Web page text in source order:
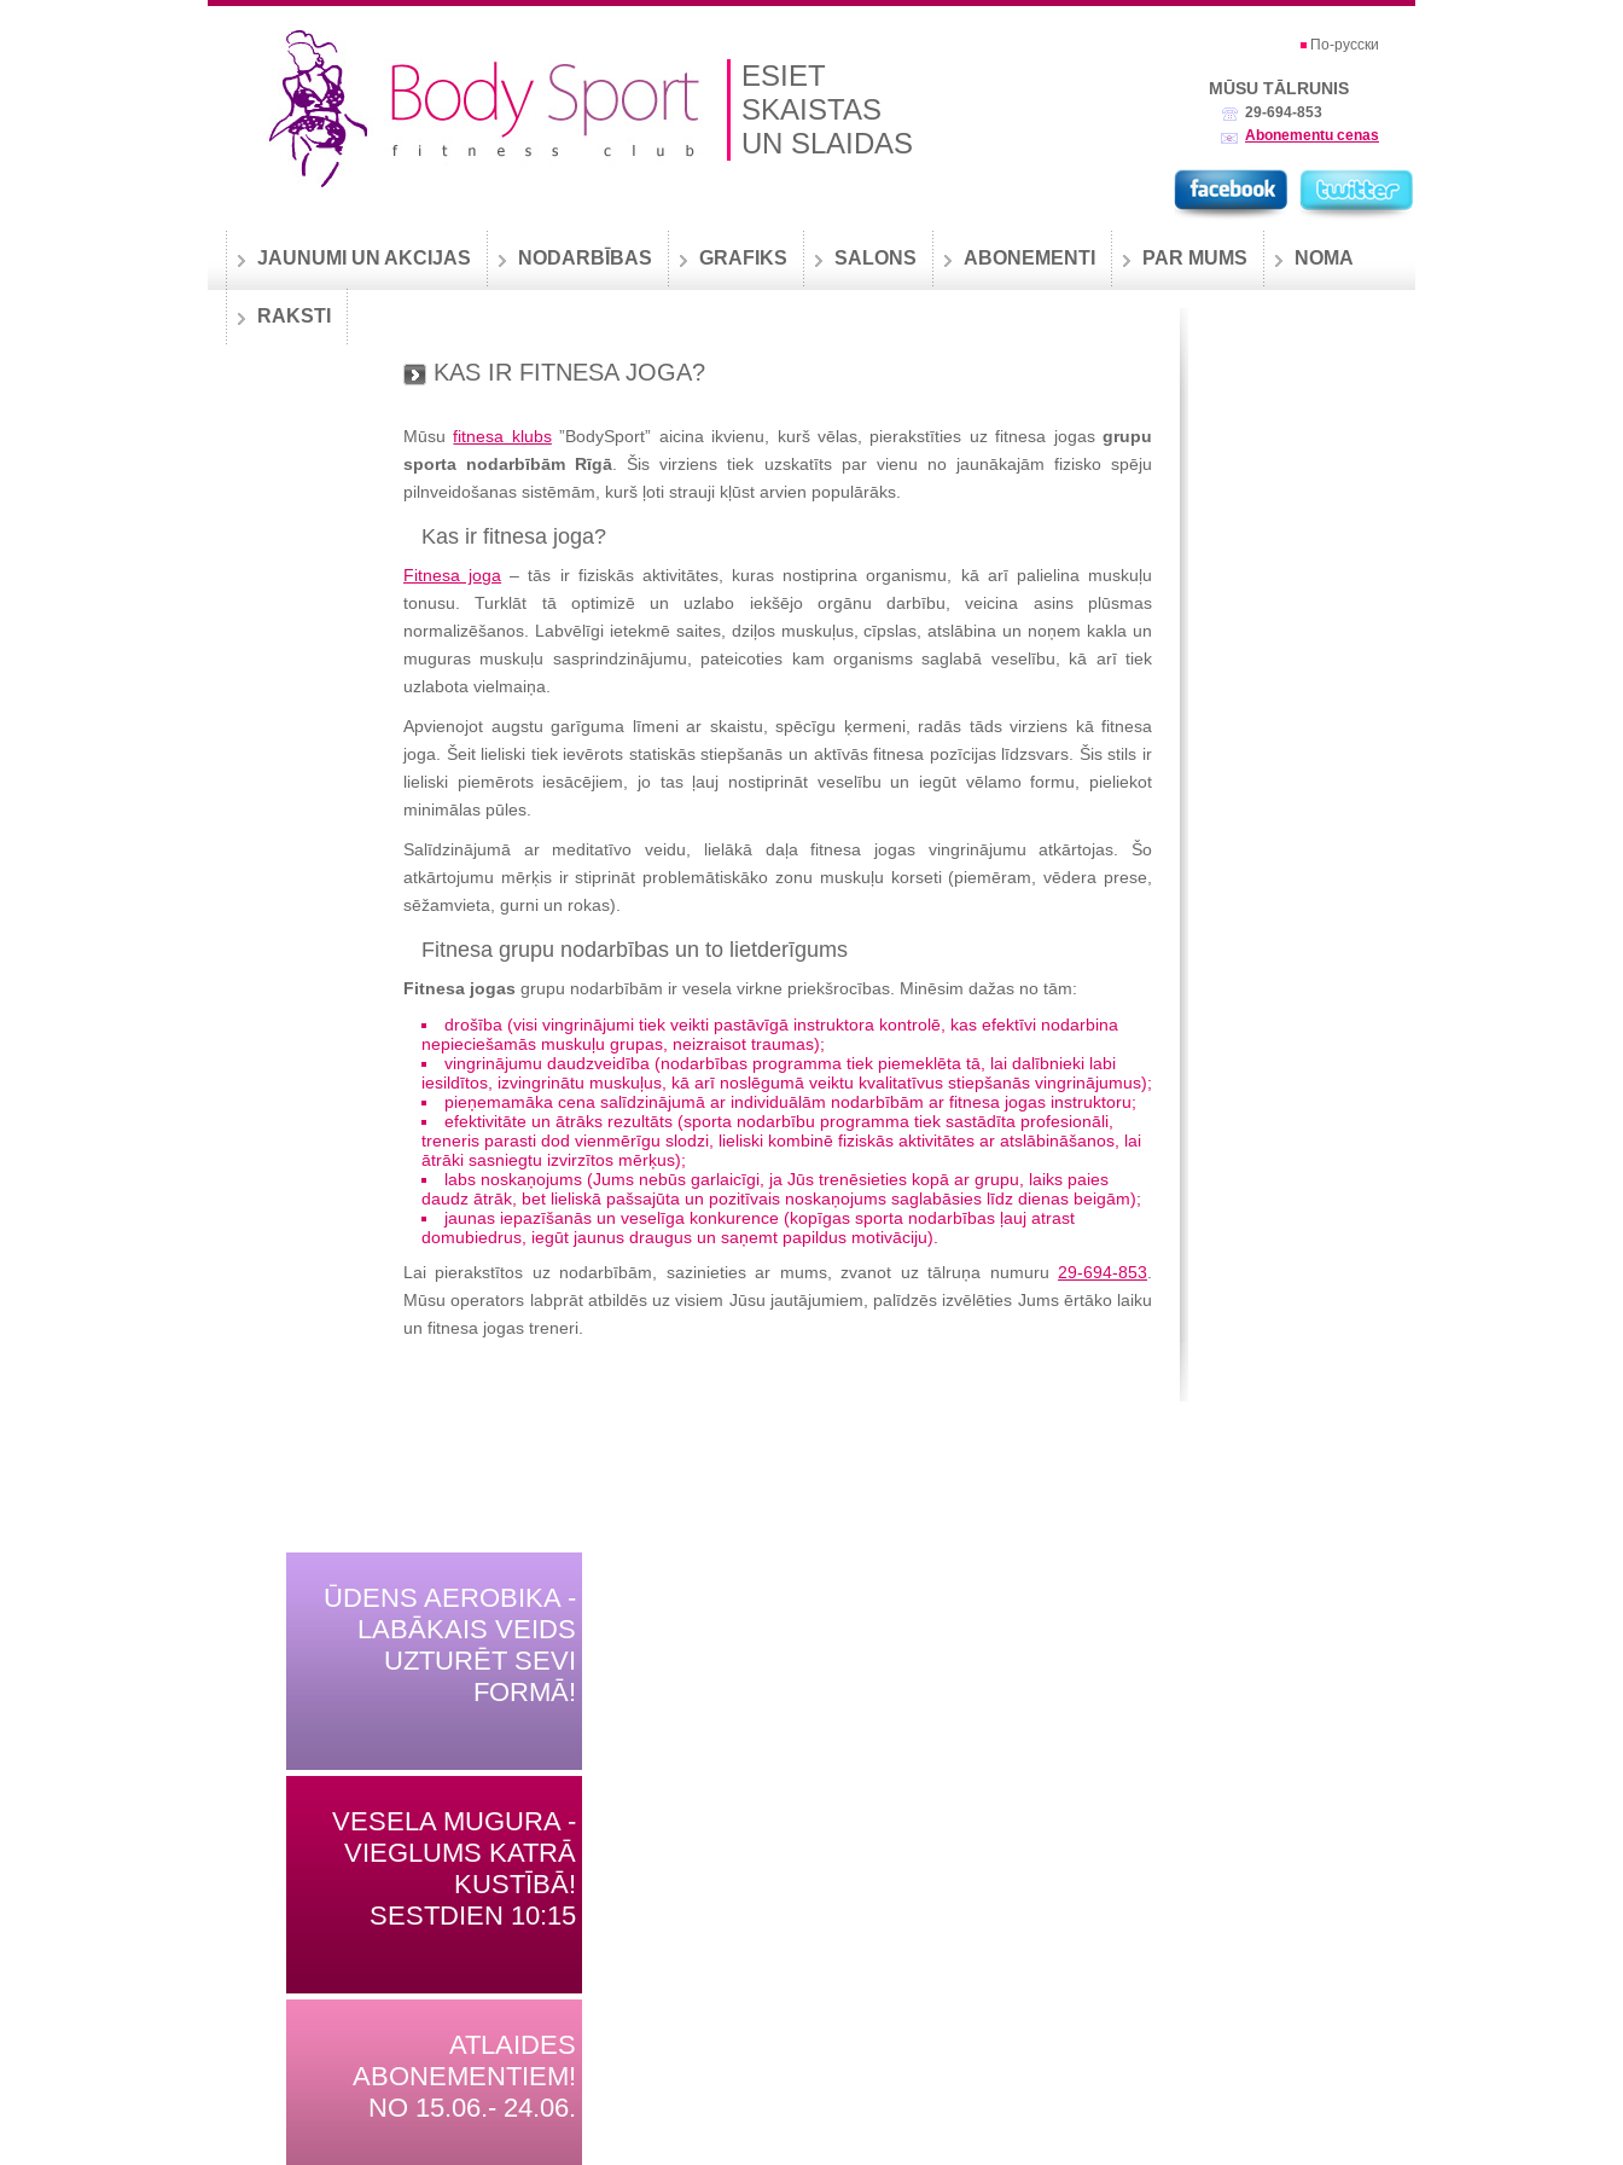
ESIET
SKAISTAS
UN SLAIDAS
По-русски
MŪSU TĀLRUNIS
29-694-853
Abonementu cenas
JAUNUMI UN AKCIJAS NODARBĪBAS GRAFIKS SALONS ABONEMENTI PAR MUMS NOMA
RAKSTI
KAS IR FITNESA JOGA?
Mūsufitnesa klubs”BodySport” aicina ikvienu, kurš vēlas, pierakstīties uz fitnesa jogasgrupu
sporta nodarbībām Rīgā . Šis virziens tiek uzskatīts par vienu no jaunākajām fizisko spēju
pilnveidošanas sistēmām, kurš ļoti strauji kļūst arvien populārāks.
Kas ir fitnesa joga?
Fitnesa joga – tās ir fiziskās aktivitātes, kuras nostiprina organismu, kā arī palielina muskuļu
tonusu. Turklāt tā optimizē un uzlabo iekšējo orgānu darbību, veicina asins plūsmas
normalizēšanos. Labvēlīgi ietekmē saites, dziļos muskuļus, cīpslas, atslābina un noņem kakla un
muguras muskuļu sasprindzinājumu, pateicoties kam organisms saglabā veselību, kā arī tiek
uzlabota vielmaiņa.
Apvienojot augstu garīguma līmeni ar skaistu, spēcīgu ķermeni, radās tāds virziens kā fitnesa
joga. Šeit lieliski tiek ievērots statiskās stiepšanās un aktīvās fitnesa pozīcijas līdzsvars. Šis stils ir
lieliski piemērots iesācējiem, jo ​​tas ļauj nostiprināt veselību un iegūt vēlamo formu, pieliekot
minimālas pūles.
Salīdzinājumā ar meditatīvo veidu, lielākā daļa fitnesa jogas vingrinājumu atkārtojas. Šo
atkārtojumu mērķis ir stiprināt problemātiskāko zonu muskuļu korseti (piemēram, vēdera prese,
sēžamvieta, gurni un rokas).
Fitnesa grupu nodarbības un to lietderīgums
Fitnesa jogas grupu nodarbībām ir vesela virkne priekšrocības. Minēsim dažas no tām:
drošība (visi vingrinājumi tiek veikti pastāvīgā instruktora kontrolē, kas efektīvi nodarbina
nepieciešamās muskuļu grupas, neizraisot traumas);
vingrinājumu daudzveidība (nodarbības programma tiek piemeklēta tā, lai dalībnieki labi
iesildītos, izvingrinātu muskuļus, kā arī noslēgumā veiktu kvalitatīvus stiepšanās vingrinājumus);
pieņemamāka cena salīdzinājumā ar individuālām nodarbībām ar fitnesa jogas instruktoru;
efektivitāte un ātrāks rezultāts (sporta nodarbību programma tiek sastādīta profesionāli,
treneris parasti dod vienmērīgu slodzi, lieliski kombinē fiziskās aktivitātes ar atslābināšanos, lai
ātrāki sasniegtu izvirzītos mērķus);
labs noskaņojums (Jums nebūs garlaicīgi, ja Jūs trenēsieties kopā ar grupu, laiks paies
daudz ātrāk, bet lieliskā pašsajūta un pozitīvais noskaņojums saglabāsies līdz dienas beigām);
jaunas iepazīšanās un veselīga konkurence (kopīgas sporta nodarbības ļauj atrast
domubiedrus, iegūt jaunus draugus un saņemt papildus motivāciju).
Lai pierakstītos uz nodarbībām, sazinieties ar mums, zvanot uz tālruņa numuru 29-694-853
Mūsu operators labprāt atbildēs uz visiem Jūsu jautājumiem, palīdzēs izvēlēties Jums ērtāko laiku
un fitnesa jogas treneri.
ŪDENS AEROBIKA -
LABĀKAIS VEIDS
UZTURĒT SEVI
FORMĀ!
VESELA MUGURA -
VIEGLUMS KATRĀ
KUSTĪBĀ!
SESTDIEN 10:15
ATLAIDES
ABONEMENTIEM!
NO 15.06.- 24.06.